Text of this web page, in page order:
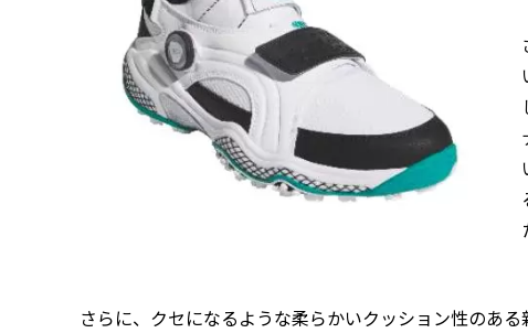
さらに、クセになるような柔らかいクッション性のあ